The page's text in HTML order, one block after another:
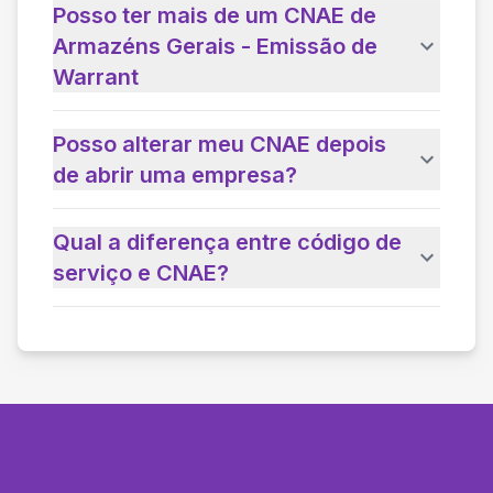
Posso ter mais de um CNAE de
Armazéns Gerais - Emissão de
Warrant
Posso alterar meu CNAE depois
de abrir uma empresa?
Qual a diferença entre código de
serviço e CNAE?